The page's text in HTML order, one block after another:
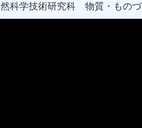
然科学技術研究科 物質・もの